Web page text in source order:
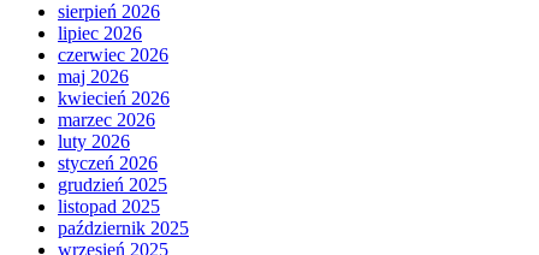
sierpień 2026
lipiec 2026
czerwiec 2026
maj 2026
kwiecień 2026
marzec 2026
luty 2026
styczeń 2026
grudzień 2025
listopad 2025
październik 2025
wrzesień 2025